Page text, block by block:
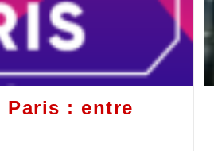
Paris : entre